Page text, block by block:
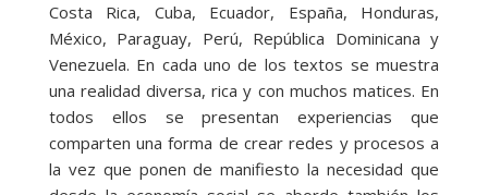
Costa Rica, Cuba, Ecuador, España, Honduras,
México, Paraguay, Perú, República Dominicana y
Venezuela. En cada uno de los textos se muestra
una realidad diversa, rica y con muchos matices. En
todos ellos se presentan experiencias que
comparten una forma de crear redes y procesos a
la vez que ponen de manifiesto la necesidad que